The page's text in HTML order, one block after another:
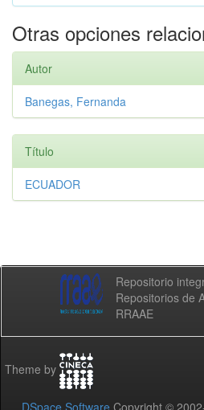
Otras opciones
Autor
Banegas, Fernanda
Título
ECUADOR
Repositorio
Repositorios de
RRAAE
Theme by
DSpace Software Copyright ©